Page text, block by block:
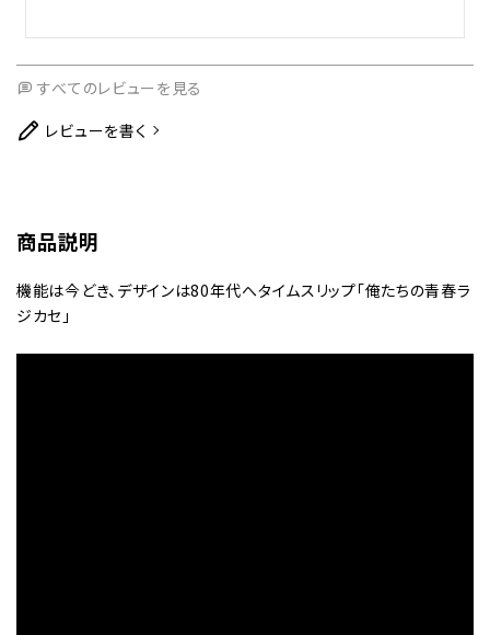
すべてのレビューを見る
レビューを書く
商品説明
機能は今どき、デザインは80年代へタイムスリップ「俺たちの青春ラ
ジカセ」